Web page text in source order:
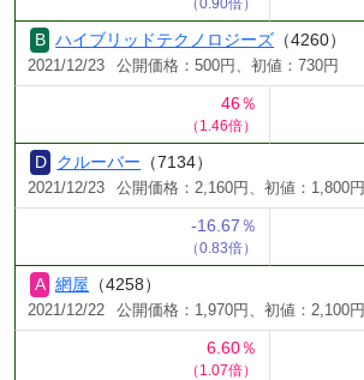
ハイブリッドテクノロジーズ （4260）
2021/12/23 公開価格：500円、初値：730円
46％
（1.46倍）
クルーバー （7134）
2021/12/23 公開価格：2,160円、初値：1,800円
-16.67％
（0.83倍）
網屋 （4258）
2021/12/22 公開価格：1,970円、初値：2,100円
6.60％
（1.07倍）